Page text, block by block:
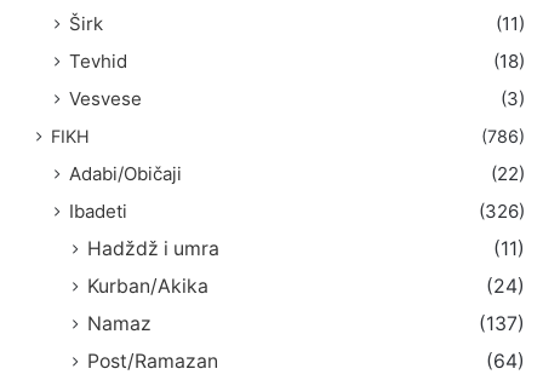
Širk
(11)
Tevhid
(18)
Vesvese
(3)
FIKH (786)
Adabi/Običaji
(22)
Ibadeti
(326)
Hadždž i umra
(11)
Kurban/Akika
(24)
Namaz
(137)
Post/Ramazan
(64)